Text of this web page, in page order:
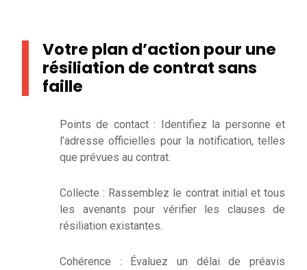
Votre plan d’action pour une
résiliation de contrat sans
faille
Points de contact : Identifiez la personne et
l’adresse officielles pour la notification, telles
que prévues au contrat.
Collecte : Rassemblez le contrat initial et tous
les avenants pour vérifier les clauses de
résiliation existantes.
Cohérence : Évaluez un délai de préavis